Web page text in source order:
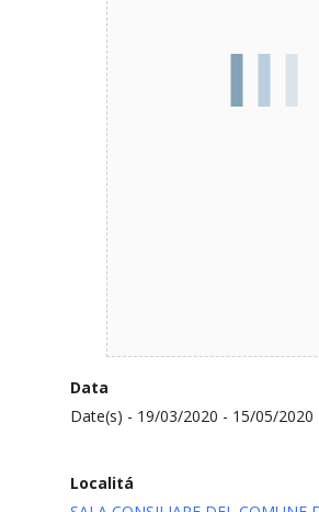
Data
Date(s) - 19/03/2020 - 15/05/2020
Localitá